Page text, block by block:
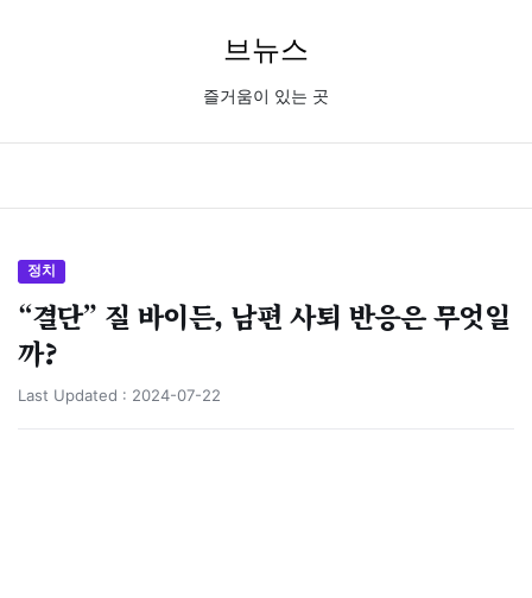
브뉴스
즐거움이 있는 곳
정치
“결단” 질 바이든, 남편 사퇴 반응은 무엇일
까?
Last Updated : 2024-07-22